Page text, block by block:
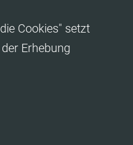
Cookies" setzt
Erhebung